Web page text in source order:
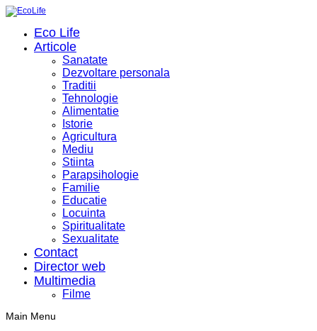
Eco Life
Articole
Sanatate
Dezvoltare personala
Traditii
Tehnologie
Alimentatie
Istorie
Agricultura
Mediu
Stiinta
Parapsihologie
Familie
Educatie
Locuinta
Spiritualitate
Sexualitate
Contact
Director web
Multimedia
Filme
Main Menu